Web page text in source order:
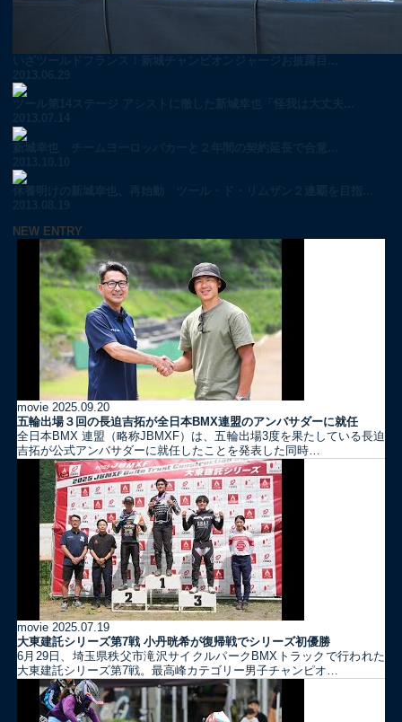
NEW ENTRY
movie 2025.09.20
五輪出場３回の長迫吉拓が全日本BMX連盟のアンバサダーに就任
全日本BMX 連盟（略称JBMXF）は、五輪出場3度を果たしている長迫
吉拓が公式アンバサダーに就任したことを発表した同時…
movie 2025.07.19
大東建託シリーズ第7戦 ⼩丹晄希が復帰戦でシリーズ初優勝
6月29日、埼玉県秩父市滝沢サイクルパークBMXトラックで行われた
大東建託シリーズ第7戦。最高峰カテゴリー男子チャンピオ…